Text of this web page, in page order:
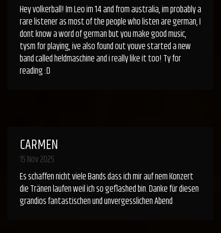
Hey volkerball! Im Leo im 14 and from australia, im probably a
rare listener as most of the people who listen are german, I
dont know a word of german but you make good music,
tysm for playing, ive also found out youve started a new
band called heldmaschine and i really like it too! Ty for
reading :D
CARMEN
15 Nov 2025
Es schaffen nicht viele Bands dass ich mir auf nem Konzert
die Tränen laufen weil ich so geflashed bin. Danke für diesen
grandios fantastischen und unvergesslichen Abend